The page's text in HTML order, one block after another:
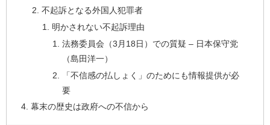
不起訴となる外国人犯罪者
明かされない不起訴理由
法務委員会（3月18日）での質疑 – 日本保守党
（島田洋一）
「不信感の払しょく」のためにも情報提供が必
要
幕末の歴史は政府への不信から